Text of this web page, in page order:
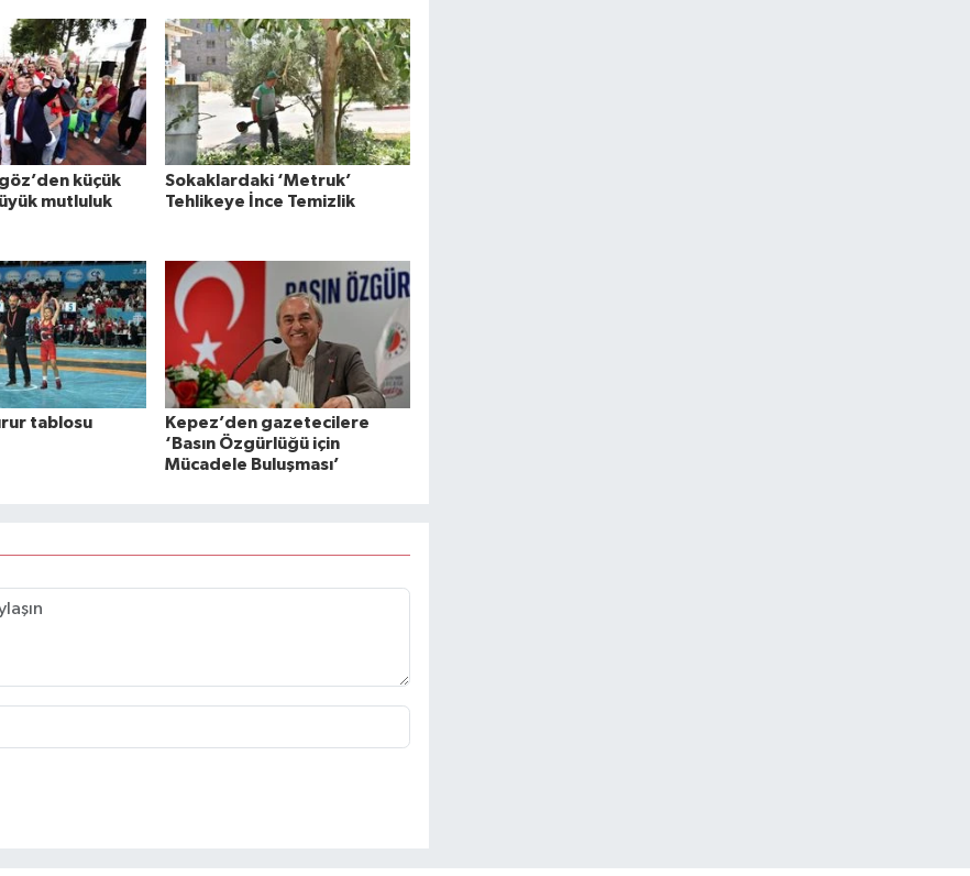
küçük
mutluluk
Sokaklardaki ‘Metruk’
Tehlikeye İnce Temizlik
tablosu
Kepez’den gazetecilere
‘Basın Özgürlüğü için
Mücadele Buluşması’